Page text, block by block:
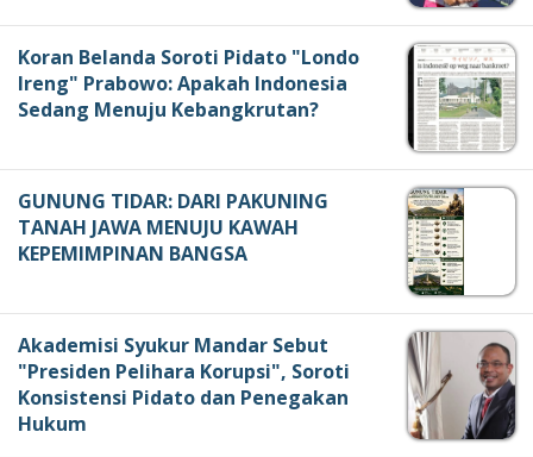
Koran Belanda Soroti Pidato "Londo
Ireng" Prabowo: Apakah Indonesia
Sedang Menuju Kebangkrutan?
GUNUNG TIDAR: DARI PAKUNING
TANAH JAWA MENUJU KAWAH
KEPEMIMPINAN BANGSA
Akademisi Syukur Mandar Sebut
"Presiden Pelihara Korupsi", Soroti
Konsistensi Pidato dan Penegakan
Hukum